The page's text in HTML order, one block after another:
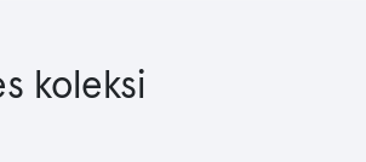
koleksi